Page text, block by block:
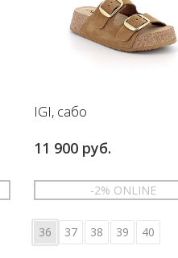
IGI, сабо
11 900 руб.
-2% ONLINE
36 37 38 39 40